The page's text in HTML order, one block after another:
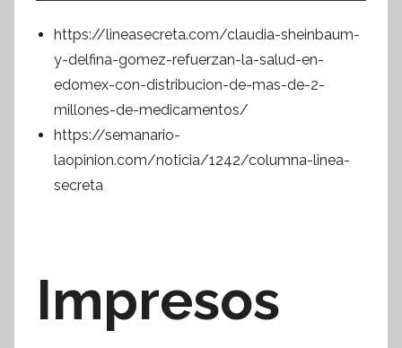
https://lineasecreta.com/claudia-sheinbaum-
y-delfina-gomez-refuerzan-la-salud-en-
edomex-con-distribucion-de-mas-de-2-
millones-de-medicamentos/
https://semanario-
laopinion.com/noticia/1242/columna-linea-
secreta
Impresos